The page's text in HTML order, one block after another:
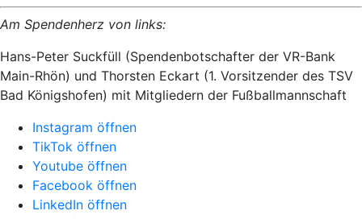
Am Spendenherz von links:
Hans-Peter Suckfüll (Spendenbotschafter der VR-Bank
Main-Rhön) und Thorsten Eckart (1. Vorsitzender des TSV
Bad Königshofen) mit Mitgliedern der Fußballmannschaft
Instagram öffnen
TikTok öffnen
Youtube öffnen
Facebook öffnen
LinkedIn öffnen